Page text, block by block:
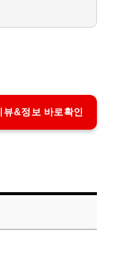
&정보 바로확인